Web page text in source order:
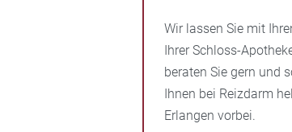
Wir lassen Sie mit
Ihrer Schloss-
beraten Sie gern und
Ihnen bei Reizdarm
Erlangen vorbei.